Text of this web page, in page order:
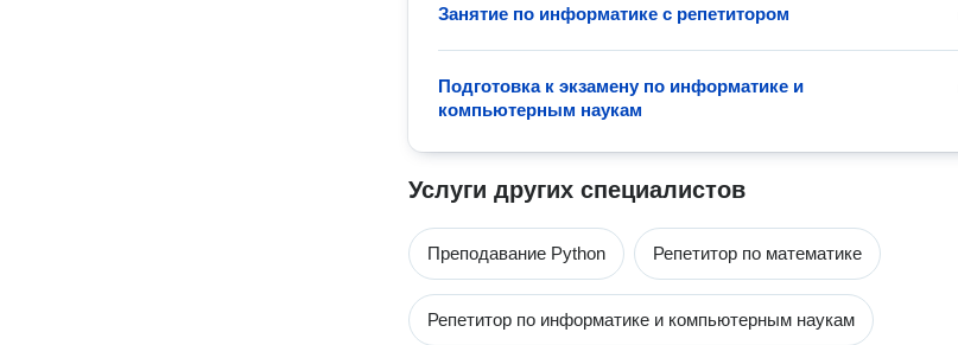
Занятие по информатике с репетитором
Подготовка к экзамену по информатике и
компьютерным наукам
Услуги других специалистов
Преподавание Python Репетитор по математике
Репетитор по информатике и компьютерным наукам